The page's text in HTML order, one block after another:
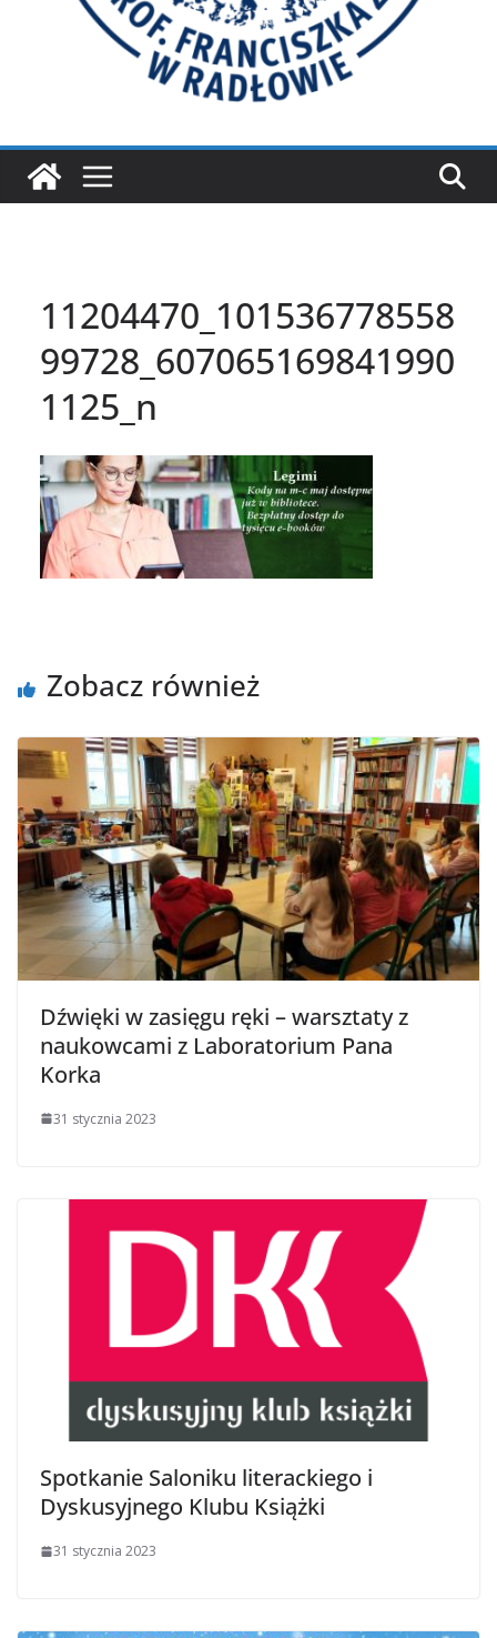
11204470_101536778558
99728_607065169841990
1125_n
Zobacz również
Dźwięki w zasięgu ręki – warsztaty z
naukowcami z Laboratorium Pana
Korka
31 stycznia 2023
Spotkanie Saloniku literackiego i
Dyskusyjnego Klubu Książki
31 stycznia 2023